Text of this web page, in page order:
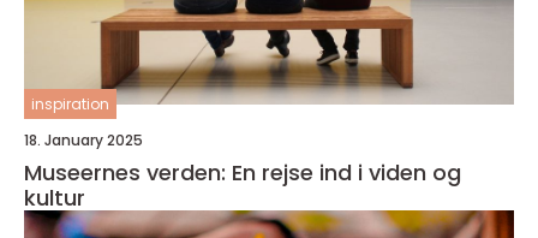
inspiration
18. January 2025
Museernes verden: En rejse ind i viden og
kultur